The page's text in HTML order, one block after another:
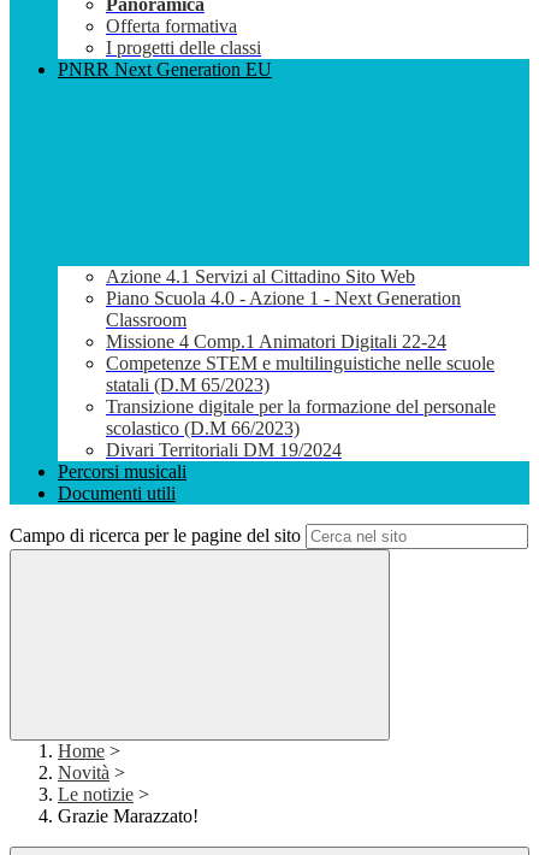
Panoramica
Offerta formativa
I progetti delle classi
PNRR Next Generation EU
Azione 4.1 Servizi al Cittadino Sito Web
Piano Scuola 4.0 - Azione 1 - Next Generation
Classroom
Missione 4 Comp.1 Animatori Digitali 22-24
Competenze STEM e multilinguistiche nelle scuole
statali (D.M 65/2023)
Transizione digitale per la formazione del personale
scolastico (D.M 66/2023)
Divari Territoriali DM 19/2024
Percorsi musicali
Documenti utili
Campo di ricerca per le pagine del sito
Home >
Novità >
Le notizie >
Grazie Marazzato!